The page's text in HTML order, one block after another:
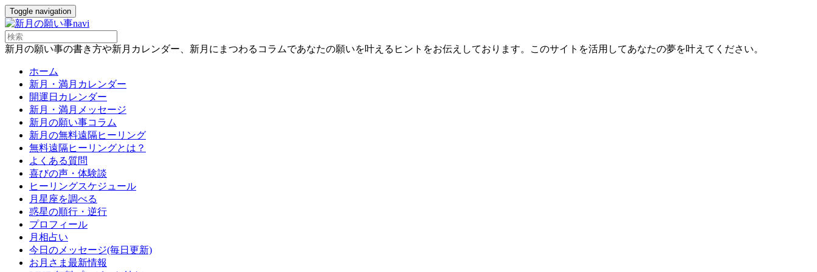
Toggle navigation
新月の願い事の書き方や新月カレンダー、新月にまつわるコラムであなたの願いを叶えるヒントをお伝えしております。このサイトを活用してあなたの夢を叶えてください。
ホーム
新月・満月カレンダー
開運日カレンダー
新月・満月メッセージ
新月の願い事コラム
新月の無料遠隔ヒーリング
無料遠隔ヒーリングとは？
よくある質問
喜びの声・体験談
ヒーリングスケジュール
月星座を調べる
惑星の順行・逆行
プロフィール
月相占い
今日のメッセージ(毎日更新)
お月さま最新情報